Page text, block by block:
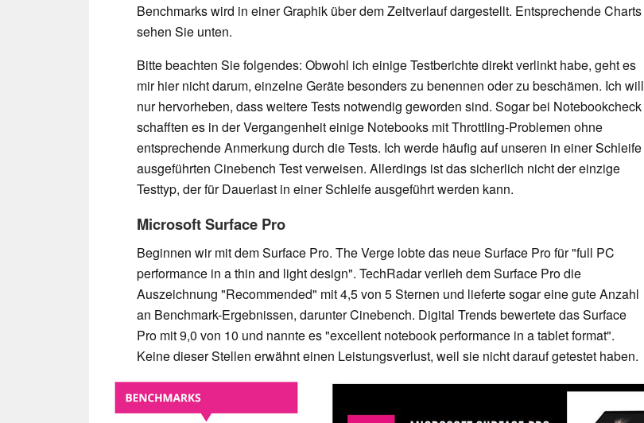
Benchmarks wird in einer Graphik über dem Zeitverlauf dargestellt. Entsprechende Charts
sehen Sie unten.
Bitte beachten Sie folgendes: Obwohl ich einige Testberichte direkt verlinkt habe, geht es
mir hier nicht darum, einzelne Geräte besonders zu benennen oder zu beschämen. Ich will
nur hervorheben, dass weitere Tests notwendig geworden sind. Sogar bei Notebookcheck
schafften es in der Vergangenheit einige Notebooks mit Throttling-Problemen ohne
entsprechende Anmerkung durch die Tests. Ich werde häufig auf unseren in einer Schleife
ausgeführten Cinebench Test verweisen. Allerdings ist das sicherlich nicht der einzige
Testtyp, der für Dauerlast in einer Schleife ausgeführt werden kann.
Microsoft Surface Pro
Beginnen wir mit dem Surface Pro. The Verge lobte das neue Surface Pro für "full PC
performance in a thin and light design". TechRadar verlieh dem Surface Pro die
Auszeichnung "Recommended" mit 4,5 von 5 Sternen und lieferte sogar eine gute Anzahl
an Benchmark-Ergebnissen, darunter Cinebench. Digital Trends bewertete das Surface
Pro mit 9,0 von 10 und nannte es "excellent notebook performance in a tablet format".
Keine dieser Stellen erwähnt einen Leistungsverlust, weil sie nicht darauf getestet haben.